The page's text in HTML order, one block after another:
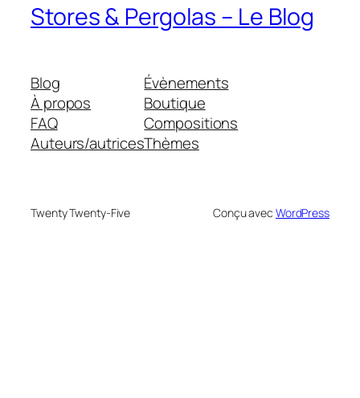
Stores & Pergolas – Le Blog
Blog
À propos
FAQ
Auteurs/autrices
Évènements
Boutique
Compositions
Thèmes
Twenty Twenty-Five Conçu avec WordPress